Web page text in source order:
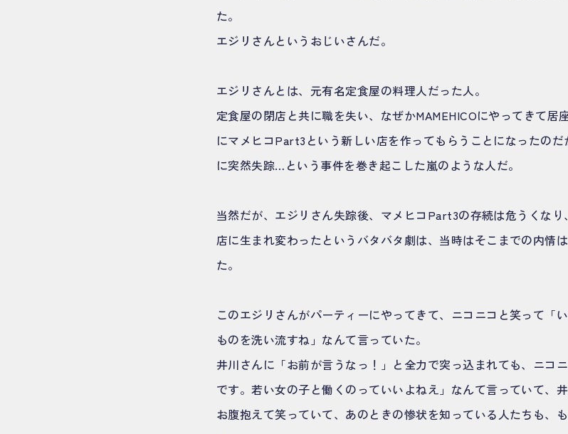
た。
エジリさんというおじいさんだ。
エジリさんとは、元有名定食屋の料理人だった人。
定食屋の閉店と共に職を失い、なぜかMAMEHICOにやってきて居
にマメヒコPart3という新しい店を作ってもらうことになったの
に突然失踪…という事件を巻き起こした嵐のような人だ。
当然だが、エジリさん失踪後、マメヒコPart3の存続は危うくな
店に生まれ変わったというバタバタ劇は、当時はそこまでの内情
た。
このエジリさんがパーティーにやってきて、ニコニコと笑って「
ものを洗い流すね」なんて言っていた。
井川さんに「お前が言うなっ！」と全力で突っ込まれても、ニコ
です。若い女の子と働くのっていいよねえ」なんて言っていて、
お腹抱えて笑っていて、あのときの惨状を知っている人たちも、